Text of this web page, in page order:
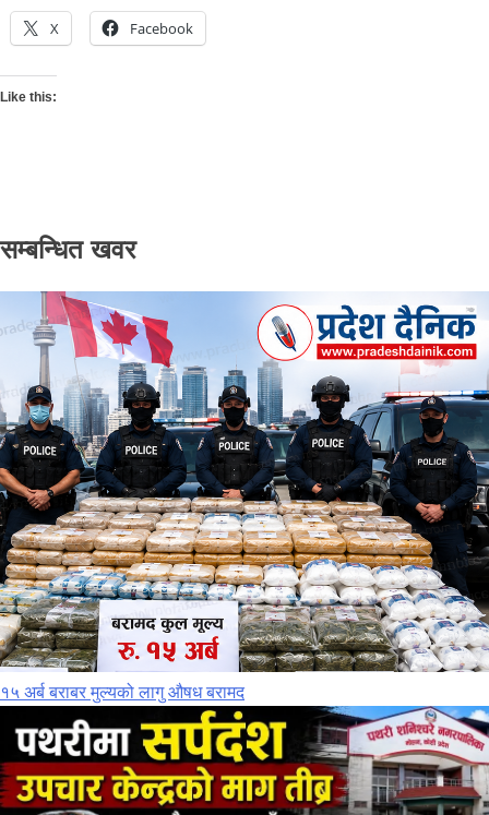
X Facebook
Like this:
सम्बन्धित खवर
१५ अर्ब बराबर मुल्यको लागु औषध बरामद